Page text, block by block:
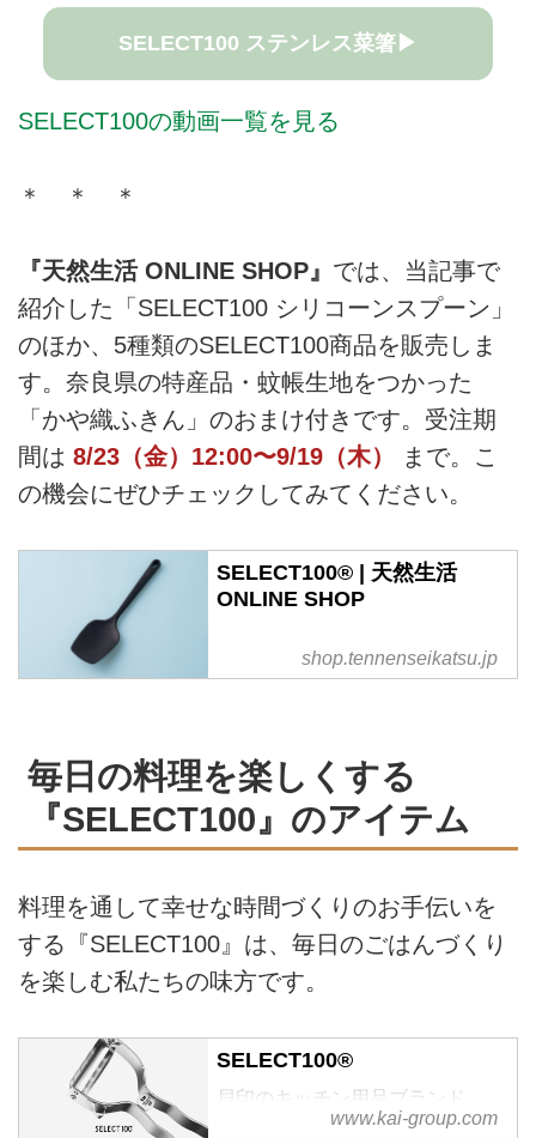
SELECT100 ステンレス菜箸▶
SELECT100の動画一覧を見る
＊ ＊ ＊
『天然生活 ONLINE SHOP』 では、当記事で
紹介した「SELECT100 シリコーンスプーン」
のほか、5種類のSELECT100商品を販売しま
す。奈良県の特産品・蚊帳生地をつかった
「かや織ふきん」のおまけ付きです。受注期
間は 8/23（金）12:00〜9/19（木）
まで。こ
の機会にぜひチェックしてみてください。
SELECT100® | 天然生活
ONLINE SHOP
shop.tennenseikatsu.jp
毎日の料理を楽しくする
『SELECT100』のアイテム
料理を通して幸せな時間づくりのお手伝いを
する『SELECT100』は、毎日のごはんづくり
を楽しむ私たちの味方です。
SELECT100®
貝印のキッチン用品ブランド
「SELECT100」の公式サイト。
www.kai-group.com